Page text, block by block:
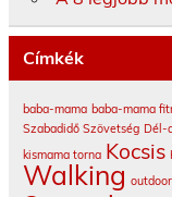
Címkék
baba-mama baba-mama
Szabadidő Szövetség Dél-
kismama torna Kocsis
Walking outdoor